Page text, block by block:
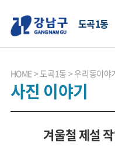
도곡1동
HOME 도곡1동 우리동이야
사진 이야기
겨울철 제설